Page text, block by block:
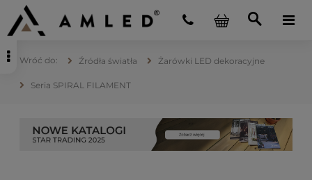
Źródła światła Żarówki LED dekoracyjne
Seria SPIRAL FILAMENT